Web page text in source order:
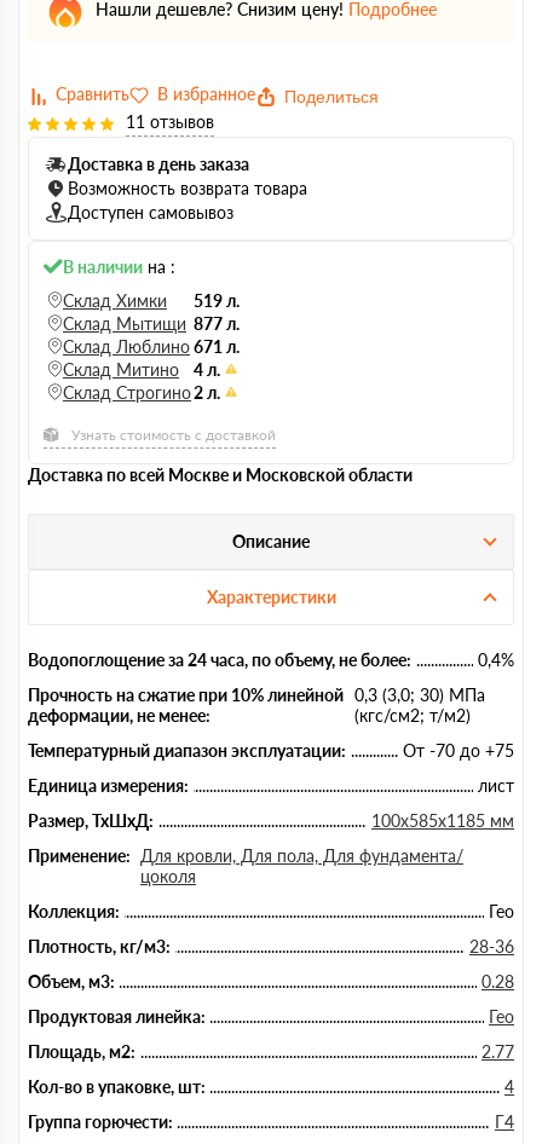
Нашли дешевле? Снизим цену! Подробнее
Поделиться
11 отзывов
Доставка в день заказа
Возможность возврата товара
Доступен самовывоз
В наличии на :
Склад Химки
519 л.
Склад Мытищи 877 л.
Склад Люблино671 л.
Склад Митино
4 л.
Склад Строгино2 л.
Узнать стоимость с доставкой
Доставка по всей Москве и Московской области
Описание
Характеристики
Водопоглощение за 24 часа, по объему, не более:
0,4%
Прочность на сжатие при 10% линейной
деформации, не менее:
0,3 (3,0; 30) МПа
(кгс/см2; т/м2)
Температурный диапазон эксплуатации:
От -70 до +75
Единица измерения:
лист
Размер, ТхШхД:
100х585х1185 мм
Применение: Для кровли, Для пола, Для фундамента/
цоколя
Коллекция:
Гео
Плотность, кг/м3:
28-36
Объем, м3:
0.28
Продуктовая линейка:
Гео
Площадь, м2:
2.77
Кол-во в упаковке, шт:
4
Группа горючести:
Г4